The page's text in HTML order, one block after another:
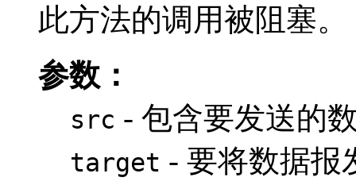
此方法的调用被阻塞。
参数：
src - 包含要发送的
target - 要将数据报